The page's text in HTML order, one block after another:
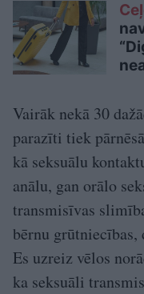
Vairāk nekā 30
parazīti tiek
kā seksuālu
anālu, gan orālo
transmisīvas
bērnu
Es uzreiz vēlos
ka seksuāli